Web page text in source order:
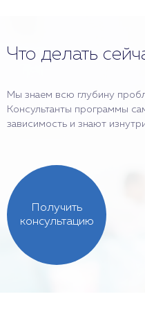
Что делать
Мы знаем всю глубину
Консультанты программы
зависимость и знают
Получить
консультацию